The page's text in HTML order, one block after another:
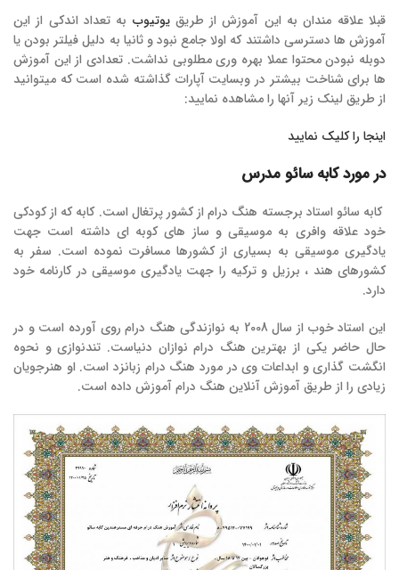
قبلا علاقه مندان به این آموزش از طریقیوتیوب به تعداد اندکی از این
آموزش ها دسترسی داشتند که اولا جامع نبود و ثانیا به دلیل فیلتر بودن یا
دوبله نبودن محتوا عملا بهره وری مطلوبی نداشت. تعدادی از این آموزش
ها برای شناخت بیشتر در وبسایت آپارات گذاشته شده است که میتوانید
از طریق لینک زیر آنها را مشاهده نمایید:
اینجا را کلیک نمایید
در مورد کابه سائو مدرس
کابه سائو استاد برجسته هنگ درام از کشور پرتغال است. کابه که از کودکی
خود علاقه وافری به موسیقی و ساز های کوبه ای داشته است جهت
یادگیری موسیقی به بسیاری از کشورها مسافرت نموده است. سفر به
کشورهای هند ، برزیل و ترکیه را جهت یادگیری موسیقی در کارنامه خود
دارد.
این استاد خوب از سال 2008 به نوازندگی هنگ درام روی آورده است و در
حال حاضر یکی از بهترین هنگ درام نوازان دنیاست. تندنوازی و نحوه
انگشت گذاری و ابداعات وی در مورد هنگ درام زبانزد است. او هنرجویان
زیادی را از طریق آموزش آنلاین هنگ درام آموزش داده است.